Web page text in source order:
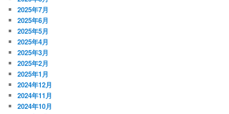
2025年7月
2025年6月
2025年5月
2025年4月
2025年3月
2025年2月
2025年1月
2024年12月
2024年11月
2024年10月